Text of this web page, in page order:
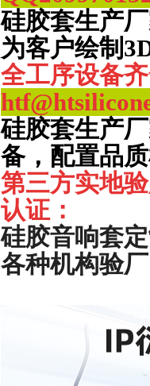
硅胶套生产
为客户绘制
全工序设备
硅胶套生产
备，配置品
第三方实地
认证：
硅胶音响套
各种机构验